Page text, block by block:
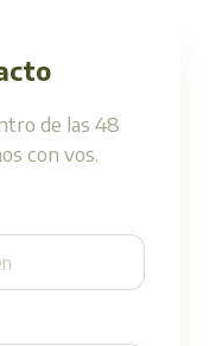
de las 48
con vos.